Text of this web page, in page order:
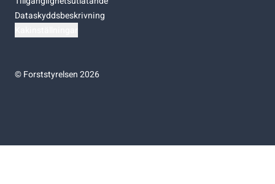
Dataskyddsbeskrivning
©Forststyrelsen 2026